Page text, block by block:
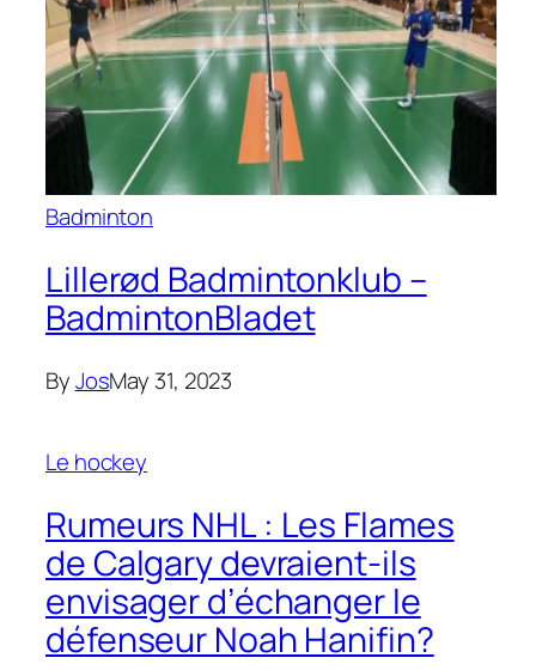
Badminton
Lillerød Badmintonklub –
BadmintonBladet
ByJosMay 31, 2023
Le hockey
Rumeurs NHL : Les Flames
de Calgary devraient-ils
envisager d’échanger le
défenseur Noah Hanifin?